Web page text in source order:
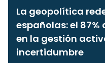
La geopolítica
españolas: el
en la gestión
incertidumbre